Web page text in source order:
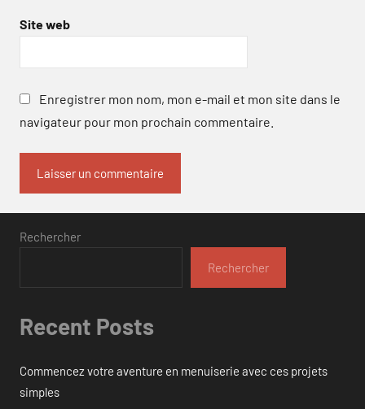
Site web
Enregistrer mon nom, mon e-mail et mon site dans le
navigateur pour mon prochain commentaire.
Rechercher
Rechercher
Recent Posts
Commencez votre aventure en menuiserie avec ces projets
simples